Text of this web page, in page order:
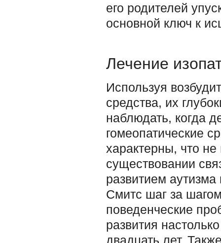
его родителей
основной ключ к
Лечение
Используя
средства, их
наблюдать, когда
гомеопатические
характерны, что
существовании
развитием
Смитс шаг за
поведенческие
развития
двадцать лет.